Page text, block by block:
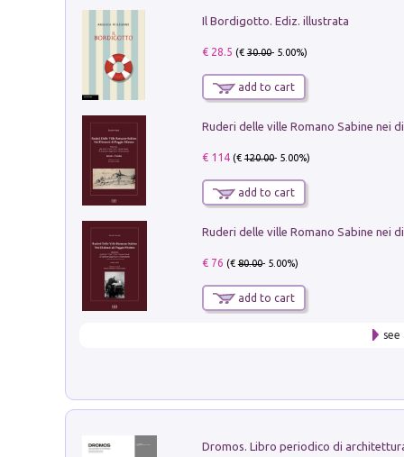
Il Bordigotto. Ediz. illustrata
€ 28.5 (€30.00- 5.00%)
add to cart
€ 114(€120.00- 5.00%)
add to cart
€ 76 (€80.00- 5.00%)
add to cart
see